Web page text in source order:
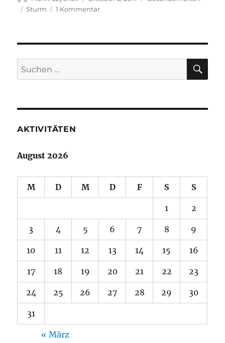
am
Schlagwörter
Sturm 1 Kommentarzu
Suche
nach:
AKTIVITÄTEN
August 2026
M D M D F S S
1 2
3 4 5 6 7 8 9
10 11 12 13 14 15 16
17 18 19 20 21 22 23
24 25 26 27 28 29 30
31
« März